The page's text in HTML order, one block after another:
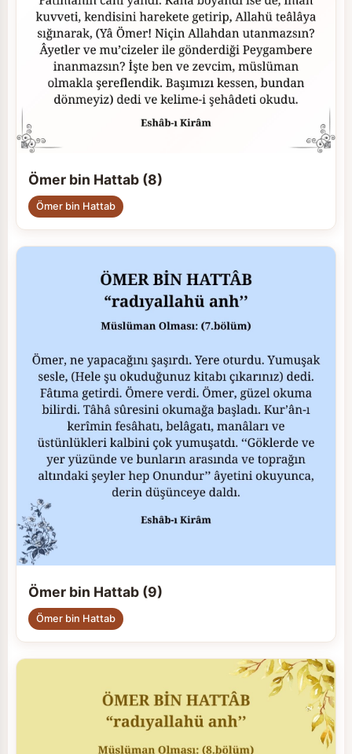
Ömer bin Hattab (8)
Ömer bin Hattab
Ömer bin Hattab (9)
Ömer bin Hattab